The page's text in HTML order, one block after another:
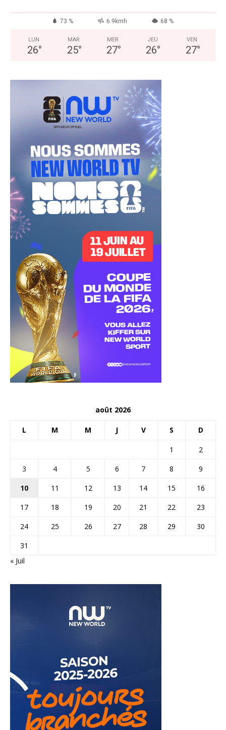
73 % 6.9kmh 68 %
LUN
26°
MAR
25°
MER
27°
JEU
26°
VEN
27°
août 2026
L M M J V S D
1
2
3
4 5 6 7 8
9
10
11 12 13 14 15
16
17
18 19 20 21 22
23
24
25 26 27 28 29
30
31
« Juil